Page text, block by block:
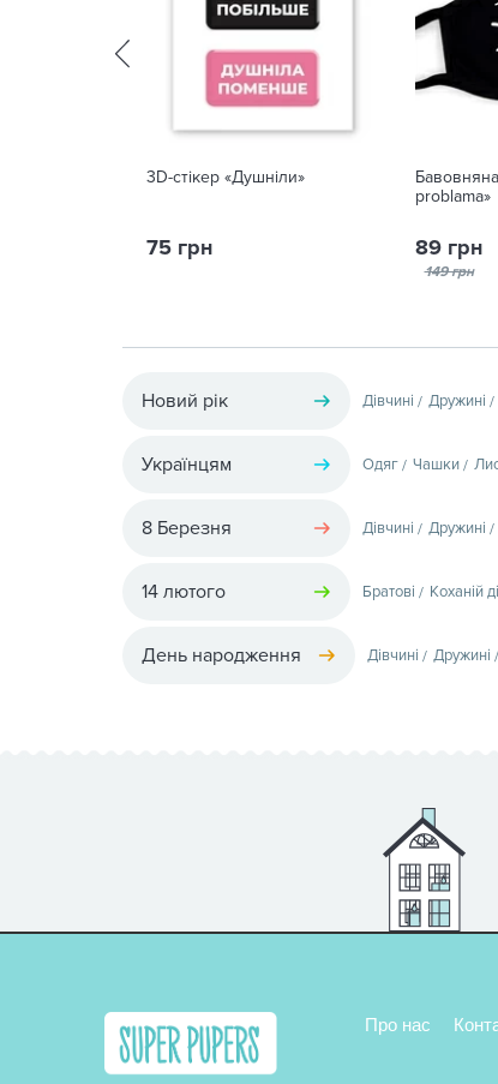
3D-стікер «Душніли»
75 грн
problama»
89 грн
149 грн
Новий рік Дівчині Дружині
Українцям Одяг Чашки
8 Березня Дівчині Дружині
14 лютого Братові Коханій
День народження Дівчині Дружині
Про нас